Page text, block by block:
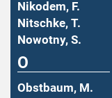
Nikodem, F.
Nitschke, T.
Nowotny, S.
O
Obstbaum, M.